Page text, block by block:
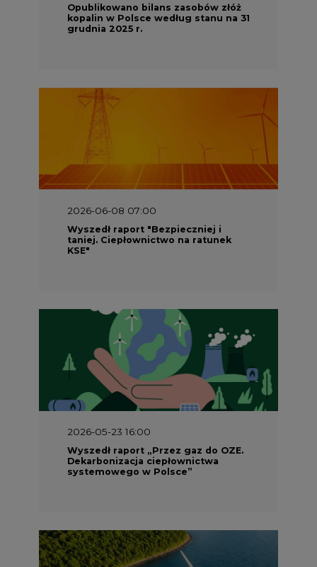
Opublikowano bilans zasobów złóż
kopalin w Polsce według stanu na 31
grudnia 2025 r.
2026-06-08 07:00
Wyszedł raport "Bezpieczniej i
taniej. Ciepłownictwo na ratunek
KSE"
2026-05-23 16:00
Wyszedł raport „Przez gaz do OZE.
Dekarbonizacja ciepłownictwa
systemowego w Polsce”